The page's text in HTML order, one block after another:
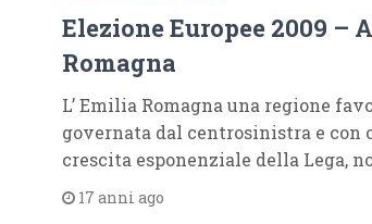
Elezione Europee 2009
Romagna
L’ Emilia Romagna una regione
governata dal centrosinistra e con
crescita esponenziale della Lega,
17 anni ago